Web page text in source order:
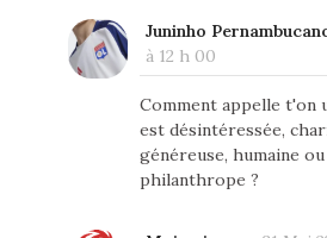
Juninho
à 12 h 00
Comment appelle t'on
est désintéressée,
généreuse, humaine
philanthrope ?